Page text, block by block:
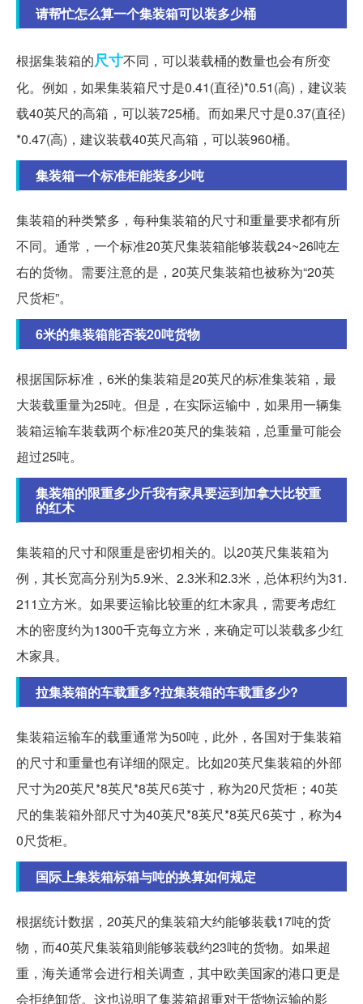
请帮忙怎么算一个集装箱可以装多少桶
根据集装箱的尺寸不同，可以装载桶的数量也会有所变
化。例如，如果集装箱尺寸是0.41(直径)*0.51(高)，建议装
载40英尺的高箱，可以装725桶。而如果尺寸是0.37(直径)
*0.47(高)，建议装载40英尺高箱，可以装960桶。
集装箱一个标准柜能装多少吨
集装箱的种类繁多，每种集装箱的尺寸和重量要求都有所
不同。通常，一个标准20英尺集装箱能够装载24~26吨左
右的货物。需要注意的是，20英尺集装箱也被称为“20英
尺货柜”。
6米的集装箱能否装20吨货物
根据国际标准，6米的集装箱是20英尺的标准集装箱，最
大装载重量为25吨。但是，在实际运输中，如果用一辆集
装箱运输车装载两个标准20英尺的集装箱，总重量可能会
超过25吨。
集装箱的限重多少斤我有家具要运到加拿大比较重
的红木
集装箱的尺寸和限重是密切相关的。以20英尺集装箱为
例，其长宽高分别为5.9米、2.3米和2.3米，总体积约为31.
211立方米。如果要运输比较重的红木家具，需要考虑红
木的密度约为1300千克每立方米，来确定可以装载多少红
木家具。
拉集装箱的车载重多?拉集装箱的车载重多少?
集装箱运输车的载重通常为50吨，此外，各国对于集装箱
的尺寸和重量也有详细的限定。比如20英尺集装箱的外部
尺寸为20英尺*8英尺*8英尺6英寸，称为20尺货柜；40英
尺的集装箱外部尺寸为40英尺*8英尺*8英尺6英寸，称为4
0尺货柜。
国际上集装箱标箱与吨的换算如何规定
根据统计数据，20英尺的集装箱大约能够装载17吨的货
物，而40英尺集装箱则能够装载约23吨的货物。如果超
重，海关通常会进行相关调查，其中欧美国家的港口更是
会拒绝卸货。这也说明了集装箱超重对于货物运输的影